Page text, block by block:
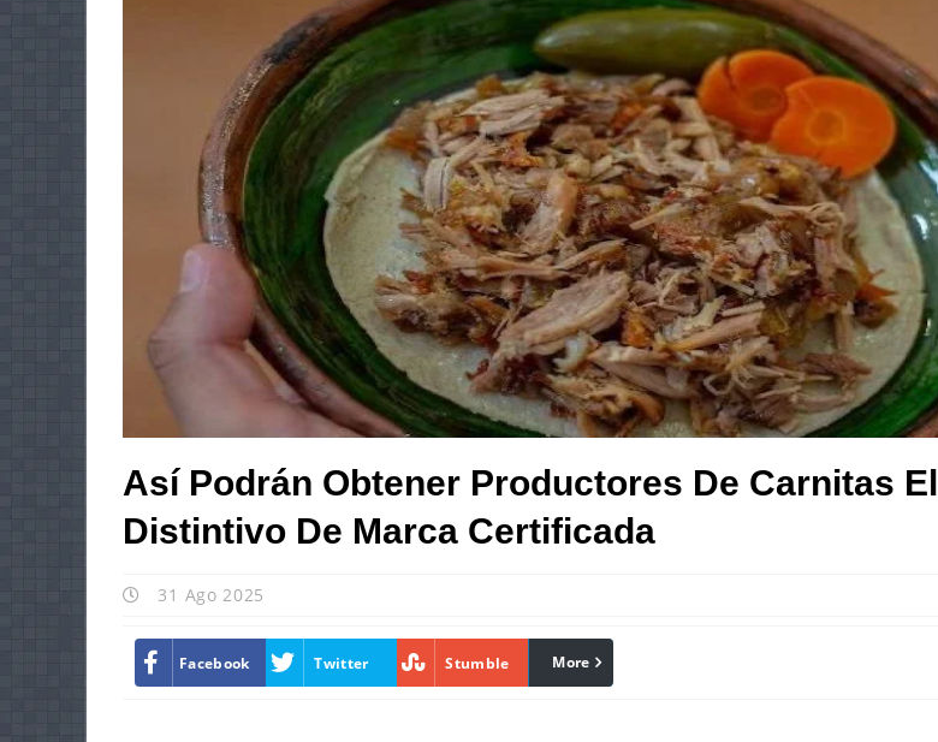
Así Podrán Obtener Productores De Carnitas El
Distintivo De Marca Certificada
31 Ago 2025
Facebook Twitter Stumble linkedin
More